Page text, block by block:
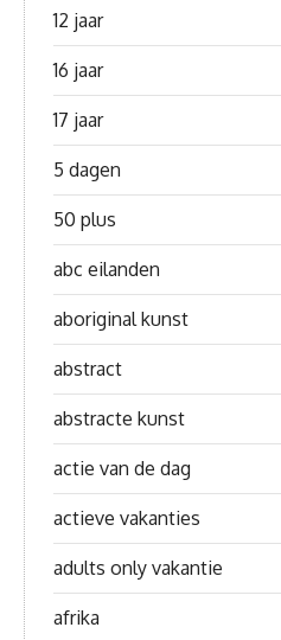
12 jaar
16 jaar
17 jaar
5 dagen
50 plus
abc eilanden
aboriginal kunst
abstract
abstracte kunst
actie van de dag
actieve vakanties
adults only vakantie
afrika